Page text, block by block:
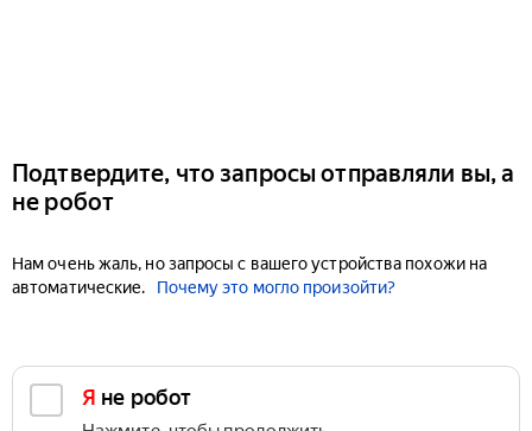
Подтвердите, что запросы отправляли вы, а
не робот
Нам очень жаль, но запросы с вашего устройства похожи на
автоматические.
Почему это могло произойти?
Я не робот